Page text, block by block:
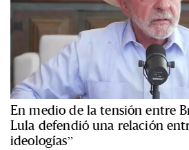
En medio de la tensión entre
Lula defendió una relación
ideologías”